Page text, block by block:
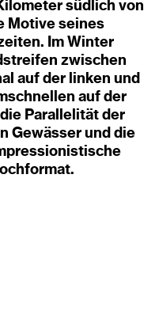
südlich von
Motive seines
Im Winter
zwischen
auf der linken und
auf der
Parallelität der
Gewässer und die